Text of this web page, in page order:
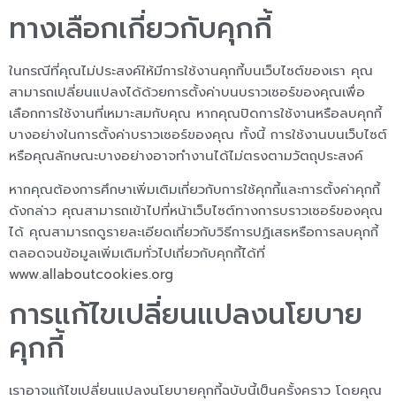
ทางเลือกเกี่ยวกับคุกกี้
ในกรณีที่คุณไม่ประสงค์ให้มีการใช้งานคุกกี้บนเว็บไซต์ของเรา คุณ
สามารถเปลี่ยนแปลงได้ด้วยการตั้งค่าบนบราวเซอร์ของคุณเพื่อ
เลือกการใช้งานที่เหมาะสมกับคุณ หากคุณปิดการใช้งานหรือลบคุกกี้
บางอย่างในการตั้งค่าบราวเซอร์ของคุณ ทั้งนี้ การใช้งานบนเว็บไซต์
หรือคุณลักษณะบางอย่างอาจทำงานได้ไม่ตรงตามวัตถุประสงค์
หากคุณต้องการศึกษาเพิ่มเติมเกี่ยวกับการใช้คุกกี้และการตั้งค่าคุกกี้
ดังกล่าว คุณสามารถเข้าไปที่หน้าเว็บไซต์ทางการบราวเซอร์ของคุณ
ได้ คุณสามารถดูรายละเอียดเกี่ยวกับวิธีการปฏิเสธหรือการลบคุกกี้
ตลอดจนข้อมูลเพิ่มเติมทั่วไปเกี่ยวกับคุกกี้ได้ที่
www.allaboutcookies.org
การแก้ไขเปลี่ยนแปลงนโยบาย
คุกกี้
เราอาจแก้ไขเปลี่ยนแปลงนโยบายคุกกี้ฉบับนี้เป็นครั้งคราว โดยคุณ